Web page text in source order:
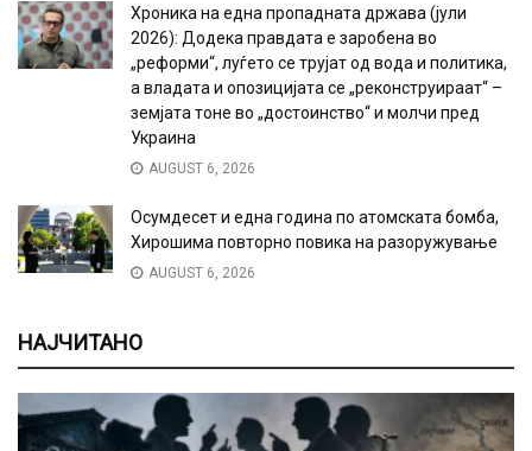
Хроника на една пропадната држава (јули
2026): Додека правдата е заробена во
„реформи“, луѓето се трујат од вода и политика,
а владата и опозицијата се „реконструираат“ –
земјата тоне во „достоинство“ и молчи пред
Украина
AUGUST 6, 2026
Осумдесет и една година по атомската бомба,
Хирошима повторно повика на разоружување
AUGUST 6, 2026
НАЈЧИТАНО